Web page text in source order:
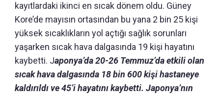
kayıtlardaki ikinci en sıcak dönem oldu. Güney
Kore’de mayısın ortasından bu yana 2 bin 25 kişi
yüksek sıcaklıkların yol açtığı sağlık sorunları
yaşarken sıcak hava dalgasında 19 kişi hayatını
kaybetti. Japonya’da 20-26 Temmuz’da etkili olan
sıcak hava dalgasında 18 bin 600 kişi hastaneye
kaldırıldı ve 45’i hayatını kaybetti. Japonya’nın